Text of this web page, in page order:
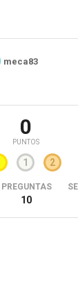
meca83
0
PUNTOS
1 2
PREGUNTAS
10